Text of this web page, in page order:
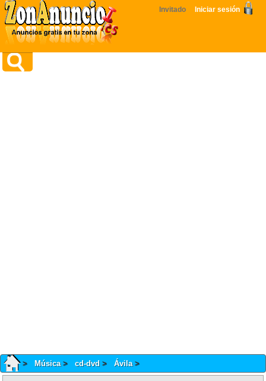
Invitado Iniciar sesión
Música cd-dvd Ávila